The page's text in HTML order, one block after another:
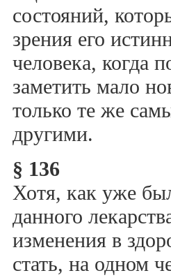
состояний,
зрения его
человека, когда
заметить мало
только те же
другими.
§ 136
Хотя, как уже
данного
изменения в
стать, на одном